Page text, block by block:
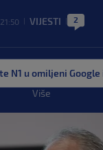
VIJESTI 2
N1 u omiljeni
Više